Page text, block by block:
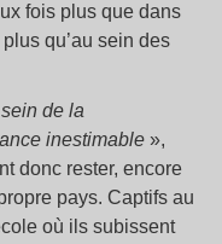
fois plus que dans
qu’au sein des
de la
inestimable »,
donc rester, encore
pays. Captifs au
où ils subissent